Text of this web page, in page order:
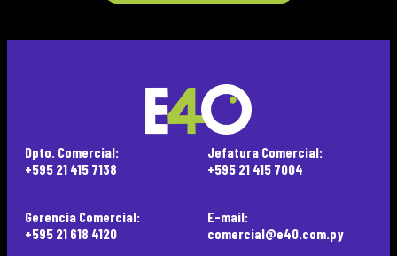
Dpto. Comercial:
+595 21 415 7138
Jefatura Comercial:
+595 21 415 7004
Gerencia Comercial:
+595 21 618 4120
E-mail:
comercial@e40.com.py